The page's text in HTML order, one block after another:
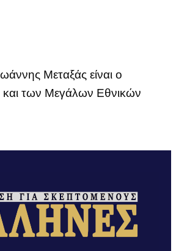
Μεταξάς είναι ο
και των Μεγάλων Εθνικών